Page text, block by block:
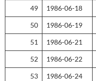
49 1986-06-18
50 1986-06-19
51 1986-06-21
52 1986-06-22
53 1986-06-24